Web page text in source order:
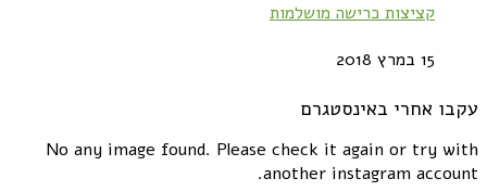
קציצות כרישה מושלמות
15 במרץ 2018
עקבו אחרי באינסטגרם
No any image found. Please check it again or try with
another instagram account.